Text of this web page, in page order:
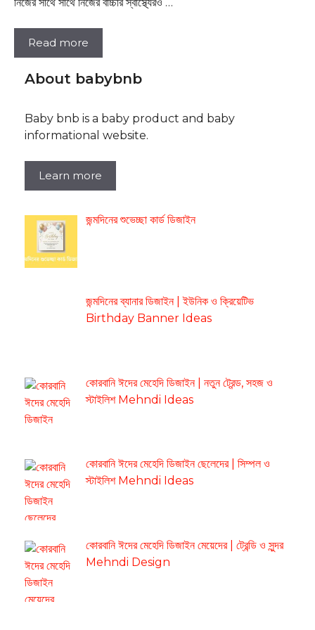
Read more
About babybnb
Baby bnb is a baby product and baby
informational website.
Learn more
জন্মদিনের শুভেচ্ছা কার্ড ডিজাইন
জন্মদিনের ব্যানার ডিজাইন | ইউনিক ও ক্রিয়েটিভ
Birthday Banner Ideas
কোরবানি ঈদের মেহেদি ডিজাইন | নতুন ট্রেন্ড, সহজ ও
স্টাইলিশ Mehndi Ideas
কোরবানি ঈদের মেহেদি ডিজাইন ছেলেদের | সিম্পল ও
স্টাইলিশ Mehndi Ideas
কোরবানি ঈদের মেহেদি ডিজাইন মেয়েদের | ট্রেন্ডি ও সুন্দর
Mehndi Design